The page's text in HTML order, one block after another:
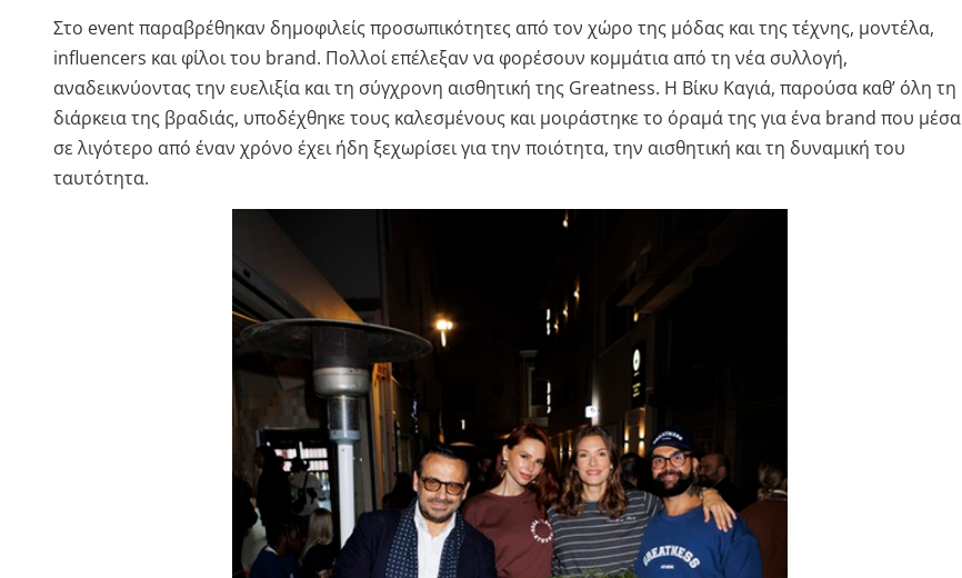
Στο event παραβρέθηκαν δημοφιλείς προσωπικότητες από τον χώρο της μόδας και της τέχνης, μοντέλα,
influencers και φίλοι του brand. Πολλοί επέλεξαν να φορέσουν κομμάτια από τη νέα συλλογή,
αναδεικνύοντας την ευελιξία και τη σύγχρονη αισθητική της Greatness. Η Βίκυ Καγιά, παρούσα καθ’ όλη τη
διάρκεια της βραδιάς, υποδέχθηκε τους καλεσμένους και μοιράστηκε το όραμά της για ένα brand που μέσα
σε λιγότερο από έναν χρόνο έχει ήδη ξεχωρίσει για την ποιότητα, την αισθητική και τη δυναμική του
ταυτότητα.